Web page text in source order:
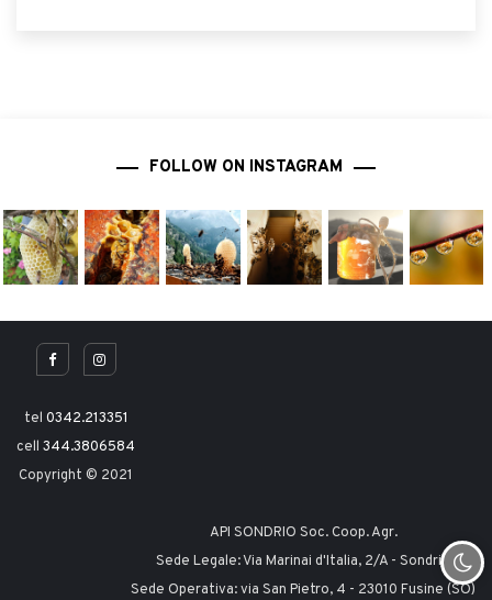
FOLLOW ON INSTAGRAM
tel 0342.213351
cell 344.3806584
Copyright © 2021
API SONDRIO Soc. Coop. Agr.
Sede Legale: Via Marinai d'Italia, 2/A - Sondrio
Sede Operativa: via San Pietro, 4 - 23010 Fusine (SO)